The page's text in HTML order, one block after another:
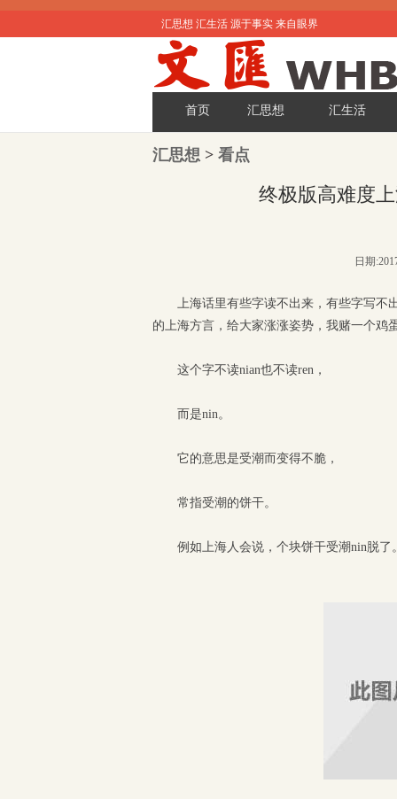
汇思想 汇生活 源于事实 来自眼界
首页 汇思想 汇生活
汇思想 > 看点
终极版高难度
日期
上海话里有些字读不出来， 有些字写不
的上海方言， 给大家涨涨姿势， 我赌一个鸡
这个字不读nian也不读ren，
而是nin。
它的意思是受潮而变得不脆，
常指受潮的饼干。
例如上海人会说，个块饼干受潮nin脱了